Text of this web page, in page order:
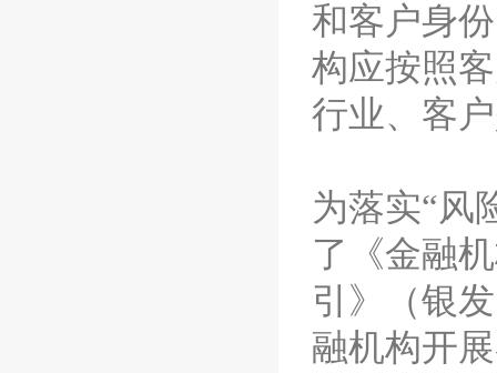
和客户身
构应按照
行业、客
为落实“风
了《金融
引》（银
融机构开